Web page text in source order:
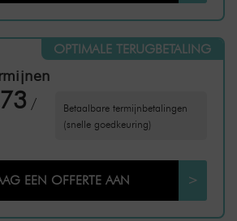
OPTIMALE TERUGBETALING
Betaalbare termijnbetalingen
(snelle goedkeuring)
/
EEN OFFERTE AAN >